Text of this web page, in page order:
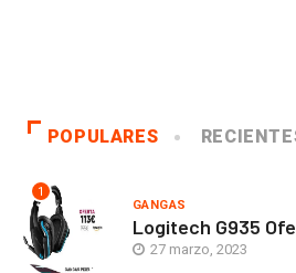
POPULARES
1
GANGAS
Logitech G935
27 marzo, 2023